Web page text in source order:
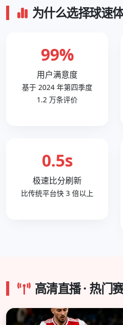
为什么选择球速体
99%
用户满意度
基于 2024 年第四季度
1.2 万条评价
0.5s
极速比分刷新
比传统平台快 3 倍以上
高清直播 · 热门